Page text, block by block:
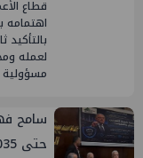
قطاع
اهتمامه
بالتأكيد
لعمله
مسؤولية
سامح
حتى 2035.. ويحذر من هجرة الكفاءات